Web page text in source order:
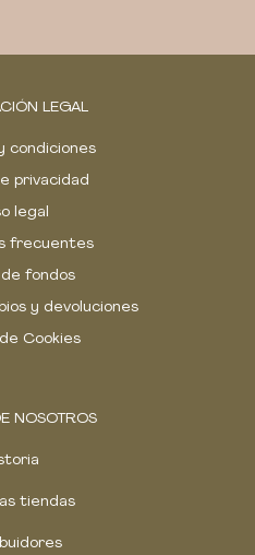
LEGAL
condiciones
privacidad
legal
frecuentes
fondos
y devoluciones
Cookies
NOSOTROS
tiendas